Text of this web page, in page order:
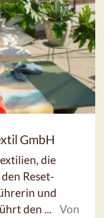
GmbH
die
Reset-
und
den ...
Von